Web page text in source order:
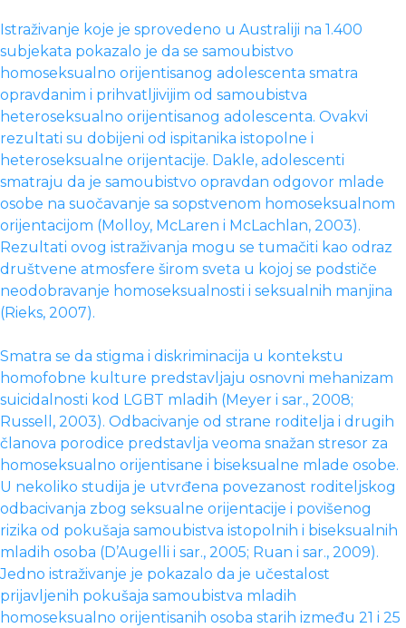
Istraživanje koje je sprovedeno u Australiji na 1.400
subjekata pokazalo je da se samoubistvo
homoseksualno orijentisanog adolescenta smatra
opravdanim i prihvatljivijim od samoubistva
heteroseksualno orijentisanog adolescenta. Ovakvi
rezultati su dobijeni od ispitanika istopolne i
heteroseksualne orijentacije. Dakle, adolescenti
smatraju da je samoubistvo opravdan odgovor mlade
osobe na suočavanje sa sopstvenom homoseksualnom
orijentacijom (Molloy, McLaren i McLachlan, 2003).
Rezultati ovog istraživanja mogu se tumačiti kao odraz
društvene atmosfere širom sveta u kojoj se podstiče
neodobravanje homoseksualnosti i seksualnih manjina
(Rieks, 2007).
Smatra se da stigma i diskriminacija u kontekstu
homofobne kulture predstavljaju osnovni mehanizam
suicidalnosti kod LGBT mladih (Meyer i sar., 2008;
Russell, 2003). Odbacivanje od strane roditelja i drugih
članova porodice predstavlja veoma snažan stresor za
homoseksualno orijentisane i biseksualne mlade osobe.
U nekoliko studija je utvrđena povezanost roditeljskog
odbacivanja zbog seksualne orijentacije i povišenog
rizika od pokušaja samoubistva istopolnih i biseksualnih
mladih osoba (D’Augelli i sar., 2005; Ruan i sar., 2009).
Jedno istraživanje je pokazalo da je učestalost
prijavljenih pokušaja samoubistva mladih
homoseksualno orijentisanih osoba starih između 21 i 25